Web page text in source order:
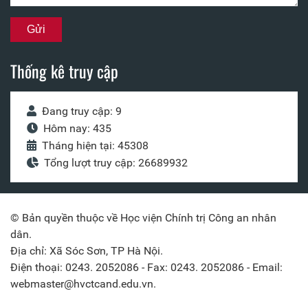
Thống kê truy cập
Đang truy cập: 9
Hôm nay: 435
Tháng hiện tại: 45308
Tổng lượt truy cập: 26689932
© Bản quyền thuộc về Học viện Chính trị Công an nhân
dân.
Địa chỉ: Xã Sóc Sơn, TP Hà Nội.
Điện thoại: 0243. 2052086 - Fax: 0243. 2052086 - Email:
webmaster@hvctcand.edu.vn.